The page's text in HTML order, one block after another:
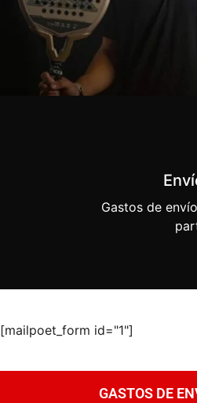
Gastos de
[mailpoet_form id="1"]
GASTOS DE